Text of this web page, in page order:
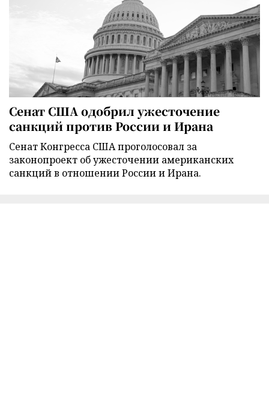
Сенат США одобрил ужесточение
санкций против России и Ирана
Сенат Конгресса США проголосовал за
законопроект об ужесточении американских
санкций в отношении России и Ирана.